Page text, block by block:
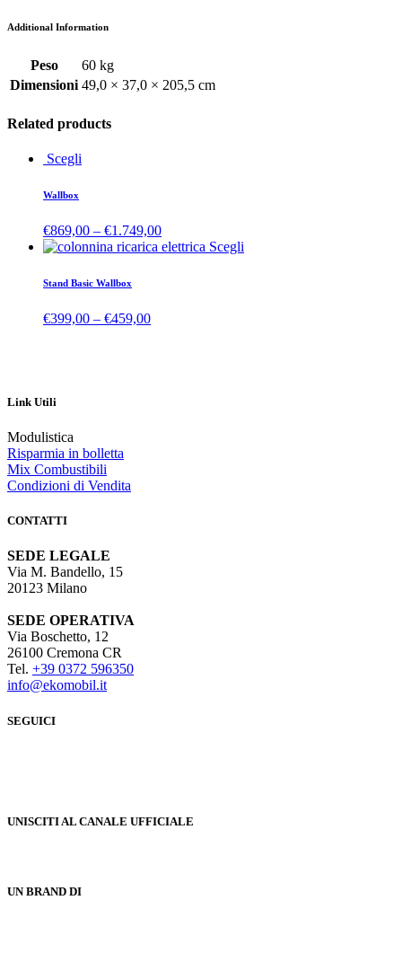
Additional Information
Peso
60 kg
Dimensioni 49,0 × 37,0 × 205,5 cm
Related products
Scegli
Wallbox
€869,00 – €1.749,00
Scegli
Stand Basic Wallbox
€399,00 – €459,00
Link Utili
Modulistica
Risparmia in bolletta
Mix Combustibili
Condizioni di Vendita
CONTATTI
SEDE LEGALE
Via M. Bandello, 15
20123 Milano
SEDE OPERATIVA
Via Boschetto, 12
26100 Cremona CR
Tel. +39 0372 596350
info@ekomobil.it
SEGUICI
UNISCITI AL CANALE UFFICIALE
UN BRAND DI